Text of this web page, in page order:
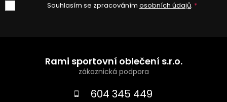
Souhlasím se zpracováním osobních údajů.
Rami sportovní oblečení s.r.o.
604 345 449